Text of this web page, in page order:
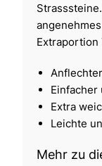
Extraportion
Einfacher
Extra
Leichte
Mehr zu